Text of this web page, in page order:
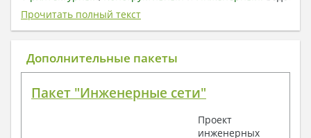
отопление, вентиляция, канализация,
электроснабжение (приобретается за дополнительную
плату) + Пояснительная записка.
1. Архитектурный раздел:
План координационных осей
Поэтажные маркировочные планы с
Прочитать полный текст
Дополнительные пакеты
Пакет "Инженерные сети"
Проект
инженерных